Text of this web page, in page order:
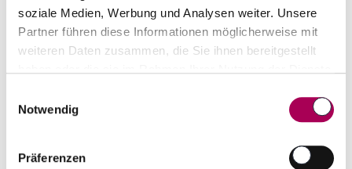
soziale Medien, Werbung und Analysen weiter. Unsere
Partner führen diese Informationen möglicherweise mit
weiteren Daten zusammen, die Sie ihnen bereitgestellt
Notwendig
Präferenzen